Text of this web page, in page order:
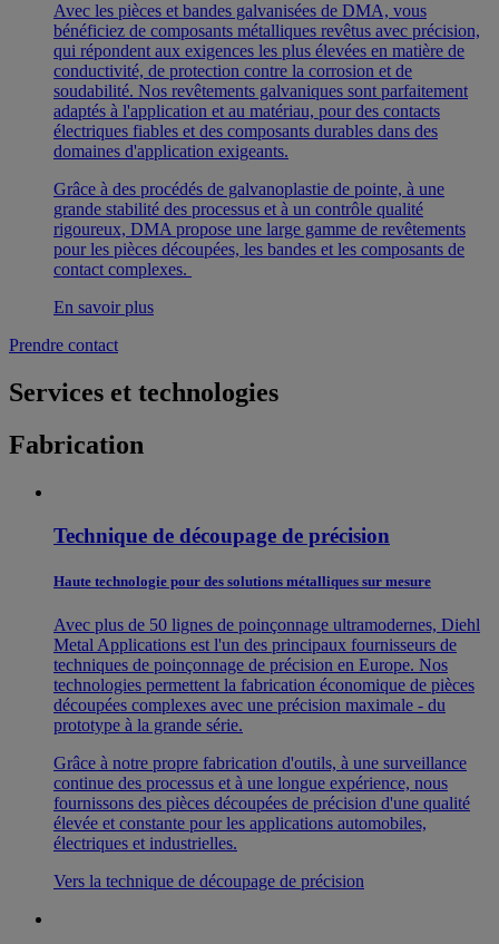
Avec les pièces et bandes galvanisées de DMA, vous
bénéficiez de composants métalliques revêtus avec précision,
qui répondent aux exigences les plus élevées en matière de
conductivité, de protection contre la corrosion et de
soudabilité. Nos revêtements galvaniques sont parfaitement
adaptés à l'application et au matériau, pour des contacts
électriques fiables et des composants durables dans des
domaines d'application exigeants.
Grâce à des procédés de galvanoplastie de pointe, à une
grande stabilité des processus et à un contrôle qualité
rigoureux, DMA propose une large gamme de revêtements
pour les pièces découpées, les bandes et les composants de
contact complexes.
En savoir plus
Prendre contact
Services et technologies
Fabrication
Technique de découpage de précision
Haute technologie pour des solutions métalliques sur mesure
Avec plus de 50 lignes de poinçonnage ultramodernes, Diehl
Metal Applications est l'un des principaux fournisseurs de
techniques de poinçonnage de précision en Europe. Nos
technologies permettent la fabrication économique de pièces
découpées complexes avec une précision maximale - du
prototype à la grande série.
Grâce à notre propre fabrication d'outils, à une surveillance
continue des processus et à une longue expérience, nous
fournissons des pièces découpées de précision d'une qualité
élevée et constante pour les applications automobiles,
électriques et industrielles.
Vers la technique de découpage de précision